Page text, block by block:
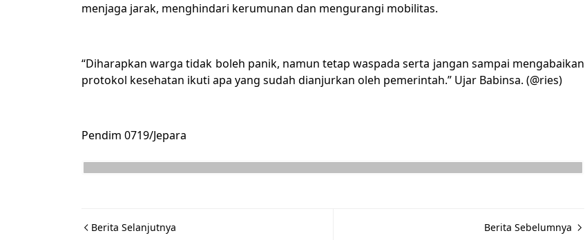
menjaga jarak, menghindari kerumunan dan mengurangi mobilitas.
“Diharapkan warga tidak boleh panik, namun tetap waspada serta jangan sampai mengabaikan
protokol kesehatan ikuti apa yang sudah dianjurkan oleh pemerintah.” Ujar Babinsa. (@ries)
Pendim 0719/Jepara
Berita Selanjutnya Berita Sebelumnya